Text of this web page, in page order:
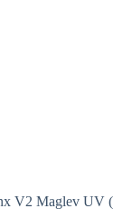
V2 Maglev UV